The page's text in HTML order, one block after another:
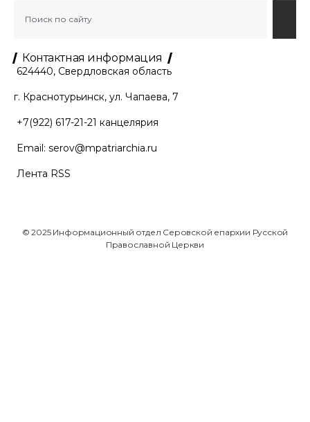
Контактная информация
624440, Свердловская область
г. Краснотурьинск, ул. Чапаева, 7
+7(922) 617-21-21 канцелярия
Email: serov@mpatriarchia.ru
Лента RSS
© 2025 Информационный отдел Серовской епархии Русской
Православной Церкви